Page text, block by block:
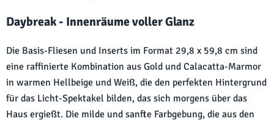
Daybreak - Innenräume voller Glanz
Die Basis-Fliesen und Inserts im Format 29,8 x 59,8 cm sind
eine raffinierte Kombination aus Gold und Calacatta-Marmor
in warmen Hellbeige und Weiß, die den perfekten Hintergrund
für das Licht-Spektakel bilden, das sich morgens über das
Haus ergießt. Die milde und sanfte Farbgebung, die aus den